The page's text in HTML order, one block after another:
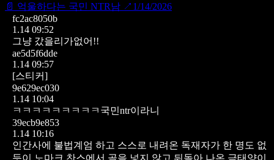
📄 억울하다는 국민 NTR남 ↗ 1/14/2026
fc2ac8050b
1.14 09:52
그냥 갔을리가없어!!
ae5d5f6dde
1.14 09:57
[스티커]
9e629ec030
1.14 10:04
ㅋㅋㅋㅋㅋㅋㅋㅋㅋ국민ntr이라니
39ecb9e853
1.14 10:16
인간사에 불법계엄 하고 스스로 내려온 독재자가 한 명도 없
듯이
노마크 찬스에서 골을 넣지 않고 뒤돌아 나온 금태양이